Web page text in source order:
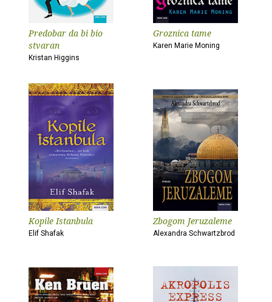
Predobar da bi bio
stvaran
Kristan Higgins
Groznica tame
Karen Marie Moning
Kopile Istanbula
Elif Shafak
Zbogom Jeruzaleme
Alexandra Schwartzbrod